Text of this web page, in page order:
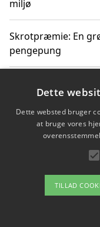
miljø
Skrotpræmie: En
pengepung
Hvordan blåfade
plastik i havet
Spil kasinospil på
guide til sikker og
Om /
Dette
Dette websted bruger
at bruge vores
TILLAD